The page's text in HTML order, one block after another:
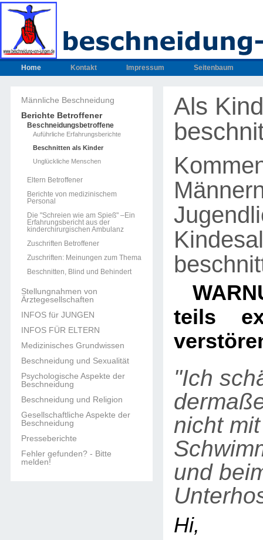
Home Kontakt Impressum Seitenbaum
Männliche Beschneidung
Berichte Betroffener
Beschneidungsbetroffene
Auführliche Erfahrungsberichte
Beschnitten als Kinder
Unglückliche Menschen
Eltern Betroffener
Berichte von medizinischem
Personal
Die "Schreien wie am Spieß" –Ein
Erfahrungsbericht aus der
kinderchirurgischen Ambulanz
Zuschriften Betroffener
Zuschriften: Meinungen zum Thema
Beschnitten, Blind und Behindert
Stellungnahmen von
Ärztegesellschaften
INFOS für JUNGEN
INFOS FÜR ELTERN
Medizinisches Grundwissen
Beschneidung und Sexualität
Psychologische Aspekte der
Beschneidung
Beschneidung und Religion
Gesellschaftliche Aspekte der
Beschneidung
Presseberichte
Fehler gefunden? - Bitte
melden!
Als
teils
"Ich
nicht
und
Hi,